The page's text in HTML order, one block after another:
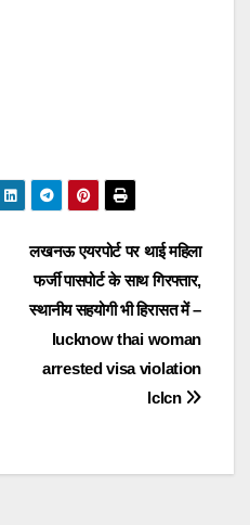
लखनऊ एयरपोर्ट पर थाई महिला
फर्जी पासपोर्ट के साथ गिरफ्तार,
स्थानीय सहयोगी भी हिरासत में –
lucknow thai woman
arrested visa violation
lclcn